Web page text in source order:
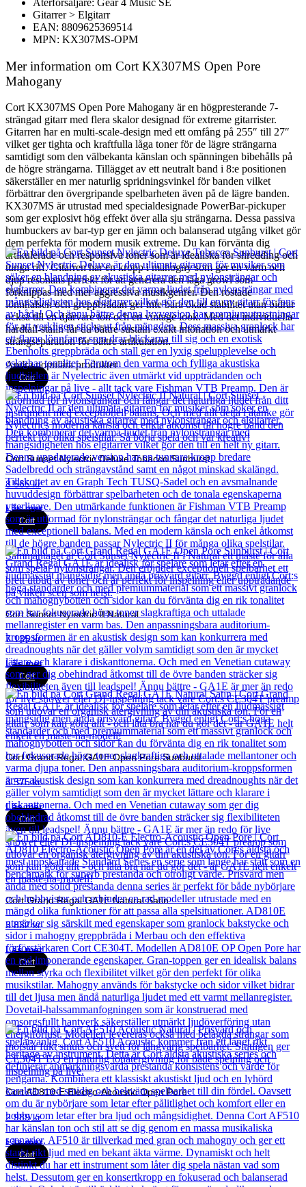
Återförsäljare: Gear 4 Music SE
Gitarrer > Elgitarr
EAN: 8809625369514
MPN: KX307MS-OPM
Mer information om Cort KX307MS Open Pore
Mahogany
Cort KX307MS Open Pore Mahogany är en högpresterande 7-
strängad gitarr med flera skalor designad för extreme gitarrister.
Gitarren har en multi-scale-design med ett omfång på 255″ till 27″
vilket ger tighta och kraftfulla låga toner för de lägre strängarna
samtidigt som den välbekanta känslan och spänningen bibehålls på
de högre strängarna. Tillägget av ett neutralt band i 8:e positionen
säkerställer en mer naturlig spridningsvinkel för banden vilket
förbättrar den övergripande spelbarheten även på de lägre banden.
KX307MS är utrustad med specialdesignade PowerBar-pickuper
som ger explosivt hög effekt över alla sju strängarna. Dessa passiva
humbuckers av bar-typ ger en jämn och balanserad utgång vilket gör
dem perfekta för modern musik extreme. Du kan förvänta dig
artikulerade och responsiva toner som är idealiska för shredding och
tunga riff. Gitarren har en kropp i mahogny som ger en varm och
djup resonans perfekt för att generera den låga growl som
förknippas med mer aggressiva musikgenrer. Den rostade
lönnhalsen och greppbrädan ger inte bara ökad stabilitet utan bidrar
också till en djärvare ton och en vintage look. Med det individuella
hardtail-stalln får du bättre sustain exakt intonation och utmärkt
strängseparation för bättre artikulation.
Andra populära produkter
Cort
Cort Sunset Nylectric Deluxe Tobacco Sunburst
8 565kr
Läs mer
Cort
Cort Sunset Nylectric II Natural
7 135kr
Läs mer
Cort
Cort Grand Regal GA1E Open Pore Sunburst
3 575kr
Läs mer
Cort
Cort Grand Regal GA1E Natural Satin
3 832kr
Läs mer
Cort
Cort AD810-E Electro-Acoustic Open Pore
2 989kr
Läs mer
Cort